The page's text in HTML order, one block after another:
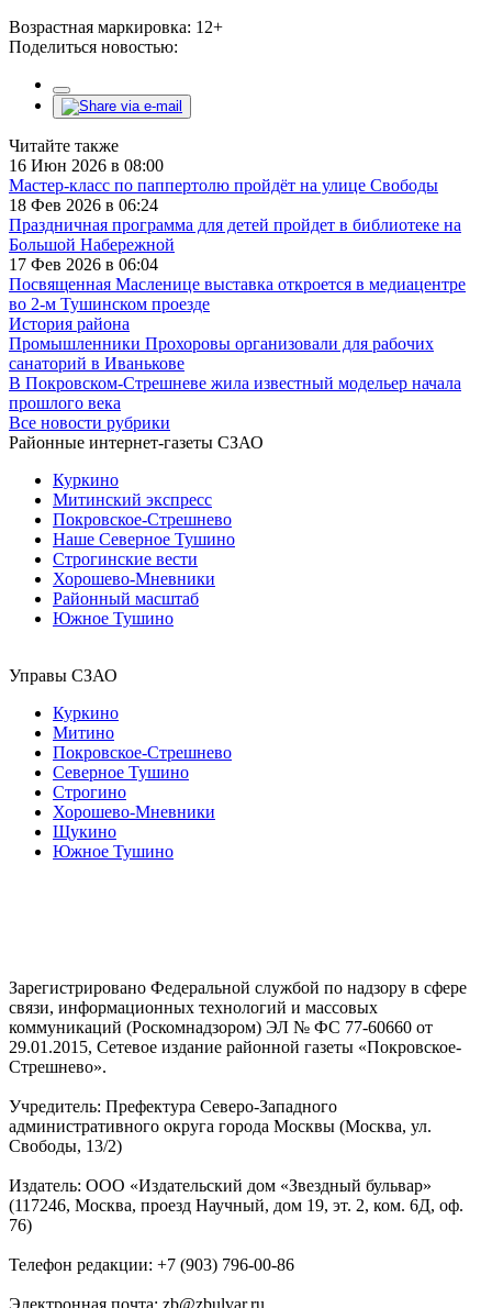
Возрастная маркировка: 12+
Поделиться новостью:
Читайте также
16 Июн 2026 в 08:00
Мастер-класс по паппертолю пройдёт на улице Свободы
18 Фев 2026 в 06:24
Праздничная программа для детей пройдет в библиотеке на
Большой Набережной
17 Фев 2026 в 06:04
Посвященная Масленице выставка откроется в медиацентре
во 2-м Тушинском проезде
История района
Промышленники Прохоровы организовали для рабочих
санаторий в Иванькове
В Покровском-Стрешневе жила известный модельер начала
прошлого века
Все новости рубрики
Районные интернет-газеты СЗАО
Куркино
Митинский экспресс
Покровское-Стрешнево
Наше Северное Тушино
Строгинские вести
Хорошево-Мневники
Районный масштаб
Южное Тушино
Управы СЗАО
Куркино
Митино
Покровское-Стрешнево
Северное Тушино
Строгино
Хорошево-Мневники
Щукино
Южное Тушино
Зарегистрировано Федеральной службой по надзору в сфере
связи, информационных технологий и массовых
коммуникаций (Роскомнадзором) ЭЛ № ФС 77-60660 от
29.01.2015, Сетевое издание районной газеты «Покровское-
Стрешнево».
Учредитель: Префектура Северо-Западного
административного округа города Москвы (Москва, ул.
Свободы, 13/2)
Издатель: ООО «Издательский дом «Звездный бульвар»
(117246, Москва, проезд Научный, дом 19, эт. 2, ком. 6Д, оф.
76)
Телефон редакции: +7 (903) 796-00-86
Электронная почта: zb@zbulvar.ru